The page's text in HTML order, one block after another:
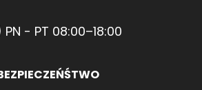
PN - PT 08:00–18:00